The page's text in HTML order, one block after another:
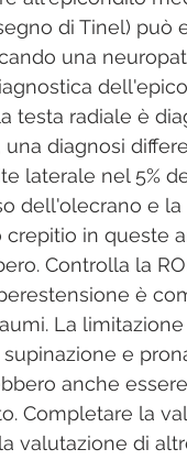
di Tinel) può
una
testa radiale è
una diagnosi
laterale nel 5%
dell'olecrano e
in queste
Controlla la
è
La
e
anche
Completare la
valutazione di